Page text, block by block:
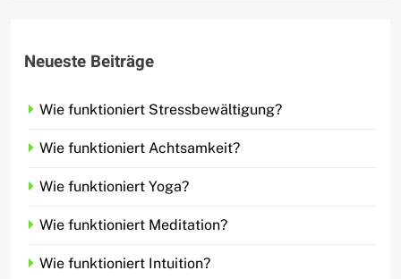
Neueste Beiträge
Wie funktioniert Stressbewältigung?
Wie funktioniert Achtsamkeit?
Wie funktioniert Yoga?
Wie funktioniert Meditation?
Wie funktioniert Intuition?